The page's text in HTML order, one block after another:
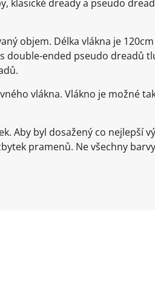
klasické dready a pseudo
objem. Délka vlákna je
ended pseudo dreadů
vlákna. Vlákno je možné
Aby byl dosažený co nejlepší
pramenů. Ne všechny